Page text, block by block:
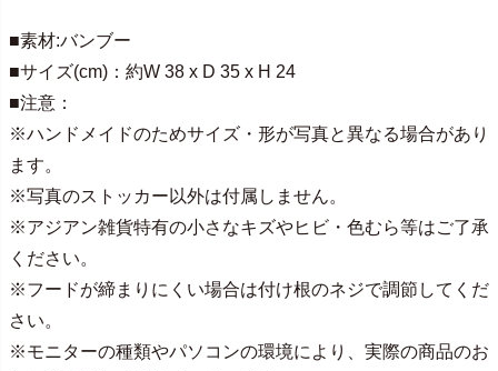
■素材:バンブー
■サイズ(cm)：約W 38 x D 35 x H 24
■注意：
※ハンドメイドのためサイズ・形が写真と異なる場合があり
ます。
※写真のストッカー以外は付属しません。
※アジアン雑貨特有の小さなキズやヒビ・色むら等はご了承
ください。
※フードが締まりにくい場合は付け根のネジで調節してくだ
さい。
※モニターの種類やパソコンの環境により、実際の商品のお